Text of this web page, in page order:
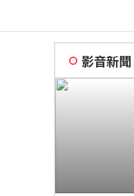
影音新聞